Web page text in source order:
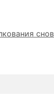
снов